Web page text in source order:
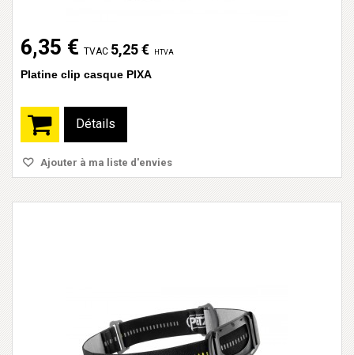
6,35 € TVAC 5,25 € HTVA
Platine clip casque PIXA
Détails
Ajouter à ma liste d'envies